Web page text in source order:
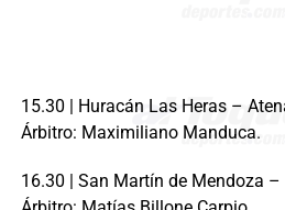
15.30 | Huracán Las Heras –
Árbitro: Maximiliano Manduca.
16.30 | San Martín de Mendoza –